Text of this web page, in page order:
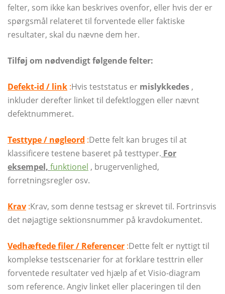
felter, som ikke kan beskrives ovenfor, eller hvis der er
spørgsmål relateret til forventede eller faktiske
resultater, skal du nævne dem her.
Tilføj om nødvendigt følgende felter:
Defekt-id / link :Hvis teststatus er mislykkedes ,
inkluder derefter linket til defektloggen eller nævnt
defektnummeret.
Testtype / nøgleord :Dette felt kan bruges til at
klassificere testene baseret på testtyper. For
eksempel, funktionel , brugervenlighed,
forretningsregler osv.
Krav :Krav, som denne testsag er skrevet til. Fortrinsvis
det nøjagtige sektionsnummer på kravdokumentet.
Vedhæftede filer / Referencer :Dette felt er nyttigt til
komplekse testscenarier for at forklare testtrin eller
forventede resultater ved hjælp af et Visio-diagram
som reference. Angiv linket eller placeringen til den